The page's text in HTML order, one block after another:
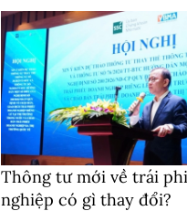
Thông tư mới về trái
nghiệp có gì thay đổi?